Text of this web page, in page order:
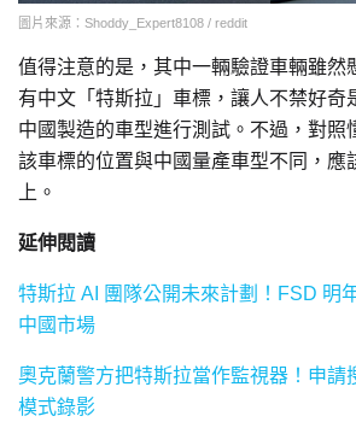
圖片來源：Shoddy_Expert8108 / reddit
值得注意的是，其中一輛驗證車輛雖然
有中文「特斯拉」車標，讓人不禁好奇
中國製造的車型進行測試。不過，對照
該車標的位置與中國量產車型不同，應
上。
延伸閱讀
特斯拉 AI 團隊公開未來計劃！FSD 明
中國市場
奧克蘭警方把特斯拉當作監視器！申請
模式錄影